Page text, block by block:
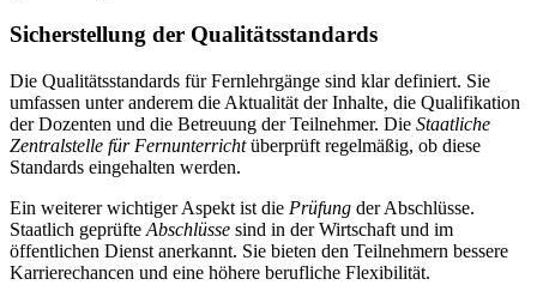
Sicherstellung der Qualitätsstandards
Die Qualitätsstandards für Fernlehrgänge sind klar definiert. Sie
umfassen unter anderem die Aktualität der Inhalte, die Qualifikation
der Dozenten und die Betreuung der Teilnehmer. Die Staatliche
Zentralstelle für Fernunterrichtüberprüft regelmäßig, ob diese
Standards eingehalten werden.
Ein weiterer wichtiger Aspekt ist die Prüfung der Abschlüsse.
Staatlich geprüfte Abschlüsse sind in der Wirtschaft und im
öffentlichen Dienst anerkannt. Sie bieten den Teilnehmern bessere
Karrierechancen und eine höhere berufliche Flexibilität.